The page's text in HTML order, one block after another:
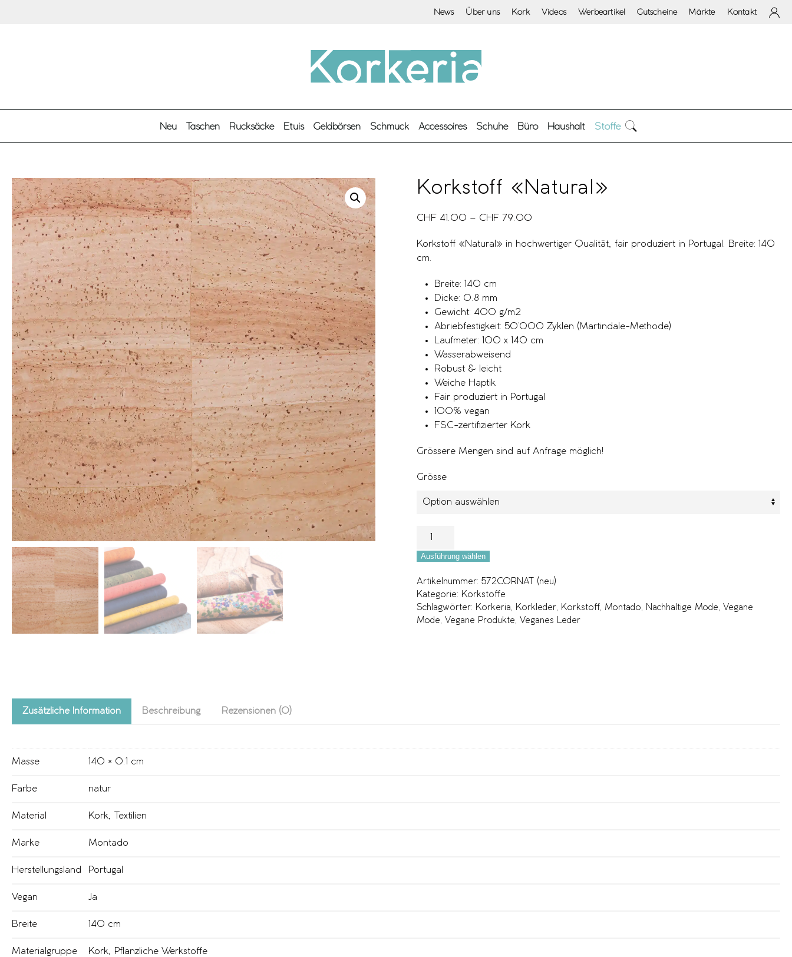
News Über uns Kork Videos Werbeartikel Gutscheine Märkte Kontakt
Neu Taschen Rucksäcke Etuis Geldbörsen Schmuck Accessoires Schuhe Büro Haushalt Stoffe
Korkstoff «Natural»
CHF 41.00 – CHF 79.00
Korkstoff «Natural» in hochwertiger Qualität, fair produziert in Portugal. Breite: 140
cm.
Breite: 140 cm
Dicke: 0.8 mm
Gewicht: 400 g/m2
Abriebfestigkeit: 50’000 Zyklen (Martindale-Methode)
Laufmeter: 100 x 140 cm
Wasserabweisend
Robust & leicht
Weiche Haptik
Fair produziert in Portugal
100% vegan
FSC-zertifizierter Kork
Grössere Mengen sind auf Anfrage möglich!
Grösse
Ausführung wählen
Artikelnummer: 572CORNAT (neu)
Kategorie: Korkstoffe
Schlagwörter: Korkeria, Korkleder, Korkstoff, Montado, Nachhaltige Mode, Vegane
Mode, Vegane Produkte, Veganes Leder
Zusätzliche Information Beschreibung Rezensionen (0)
Masse 140 × 0.1 cm
Farbe natur
Material Kork, Textilien
Marke Montado
Herstellungsland Portugal
Vegan Ja
Breite 140 cm
Materialgruppe Kork, Pflanzliche Werkstoffe